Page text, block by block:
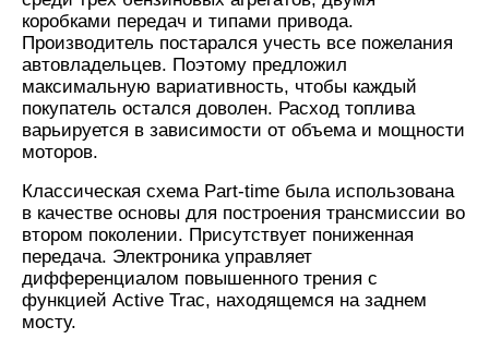
коробками передач и типами привода.
Производитель постарался учесть все пожелания
автовладельцев. Поэтому предложил
максимальную вариативность, чтобы каждый
покупатель остался доволен. Расход топлива
варьируется в зависимости от объема и мощности
моторов.
Классическая схема Part-time была использована
в качестве основы для построения трансмиссии во
втором поколении. Присутствует пониженная
передача. Электроника управляет
дифференциалом повышенного трения с
функцией Active Trac, находящемся на заднем
мосту.